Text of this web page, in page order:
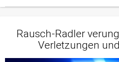
Rausch-Radler
Verletzungen